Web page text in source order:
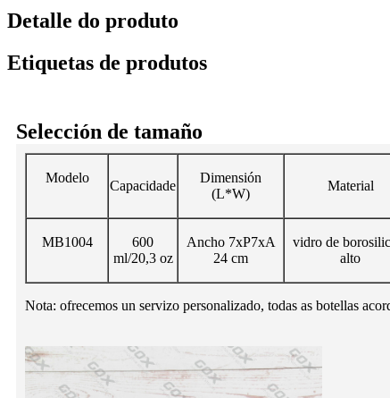
Detalle do produto
Etiquetas de produtos
Selección de tamaño
Modelo
Capacidade
Dimensión
(L*W)
Material
MB1004
600
ml/20,3 oz
Ancho 7xP7xA
24 cm
vidro de
alto
Nota: ofrecemos un servizo personalizado, todas as botellas